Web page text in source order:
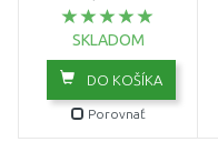
SKLADOM
DO KOŠÍKA
Porovnať